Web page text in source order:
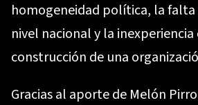
homogeneidad política, la
nivel nacional y la inexperiencia
construcción de una
Gracias al aporte de Melón